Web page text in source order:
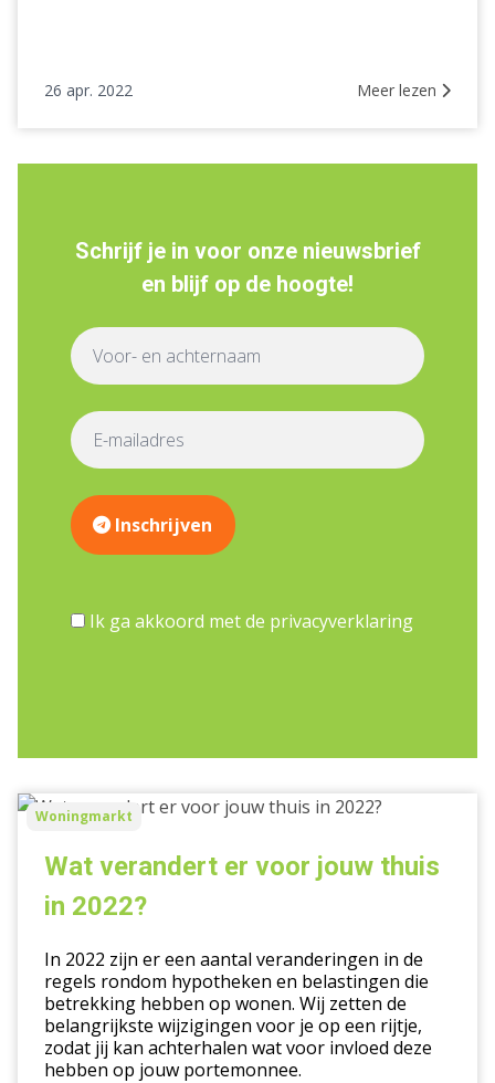
26 apr. 2022 Meer lezen
Schrijf je in voor onze nieuwsbrief
en blijf op de hoogte!
Inschrijven
Ik ga akkoord met de privacyverklaring
Wat
verandert
jouw
2022?
Woningmarkt
Wat verandert er voor jouw thuis
in 2022?
In 2022 zijn er een aantal veranderingen in de
regels rondom hypotheken en belastingen die
betrekking hebben op wonen. Wij zetten de
belangrijkste wijzigingen voor je op een rijtje,
zodat jij kan achterhalen wat voor invloed deze
hebben op jouw portemonnee.